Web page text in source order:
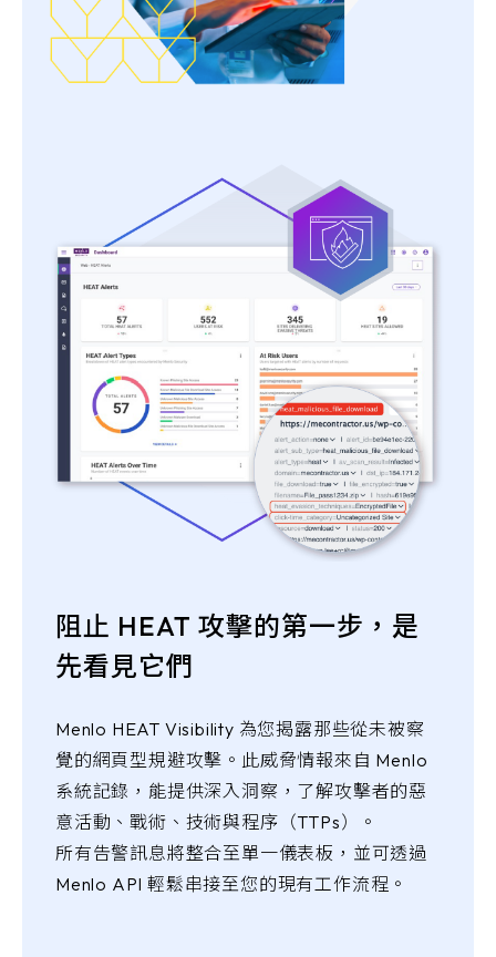
阻止 HEAT 攻擊的第一步，是
先看見它們
Menlo HEAT Visibility 為您揭露那些從未被察
覺的網頁型規避攻擊。此威脅情報來自 Menlo
系統記錄，能提供深入洞察，了解攻擊者的惡
意活動、戰術、技術與程序（TTPs）。
所有告警訊息將整合至單一儀表板，並可透過
Menlo API 輕鬆串接至您的現有工作流程。